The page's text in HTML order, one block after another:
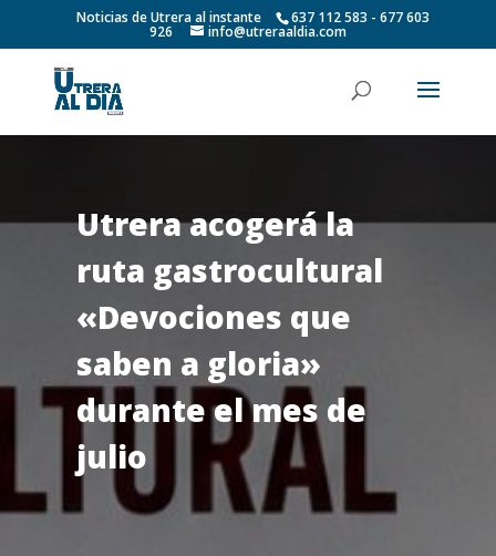
Noticias de Utrera al instante 637 112 583 - 677 603
926 info@utreraaldia.com
Utrera acogerá la
ruta gastrocultural
«Devociones que
saben a gloria»
durante el mes de
julio